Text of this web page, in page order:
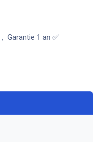
, Garantie 1 an ✅